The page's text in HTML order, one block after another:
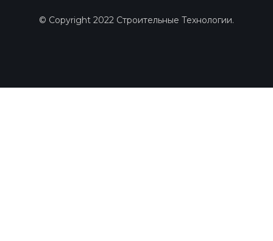
© Copyright 2022 Строительные Технологии.